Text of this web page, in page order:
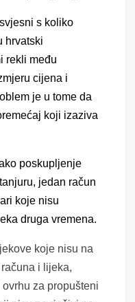
s koliko
hrvatski
rekli među
cijena i
je u tome da
koji izaziva
poskupljenje
jedan račun
koje nisu
druga vremena.
koje nisu na
i lijeka,
za propušteni